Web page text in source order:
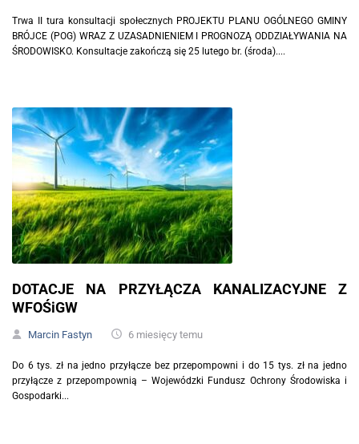
Trwa II tura konsultacji społecznych PROJEKTU PLANU OGÓLNEGO GMINY
BRÓJCE (POG) WRAZ Z UZASADNIENIEM I PROGNOZĄ ODDZIAŁYWANIA NA
ŚRODOWISKO. Konsultacje zakończą się 25 lutego br. (środa)....
DOTACJE NA PRZYŁĄCZA KANALIZACYJNE Z
WFOŚiGW
Marcin Fastyn 6 miesięcy temu
Do 6 tys. zł na jedno przyłącze bez przepompowni i do 15 tys. zł na jedno
przyłącze z przepompownią – Wojewódzki Fundusz Ochrony Środowiska i
Gospodarki...